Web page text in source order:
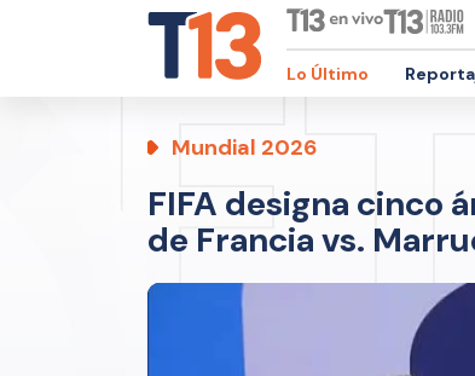
Lo Último
Mundial 2026
FIFA designa cinco
de Francia vs.